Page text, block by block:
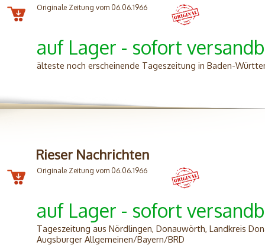
Originale Zeitung vom 06.06.1966
auf Lager - sofort
älteste noch erscheinende Tageszeitung in Baden-
Rieser Nachrichten
Originale Zeitung vom 06.06.1966
auf Lager - sofort
Tageszeitung aus Nördlingen, Donauwörth, Landkreis
Augsburger Allgemeinen/Bayern/BRD